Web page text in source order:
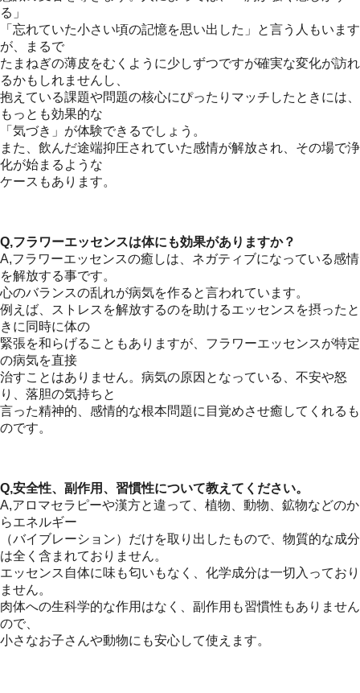
る」
「忘れていた小さい頃の記憶を思い出した」と言う人もいます
が、まるで
たまねぎの薄皮をむくように少しずつですが確実な変化が訪れ
るかもしれませんし、
抱えている課題や問題の核心にぴったりマッチしたときには、
もっとも効果的な
「気づき」が体験できるでしょう。
また、飲んだ途端抑圧されていた感情が解放され、その場で浄
化が始まるような
ケースもあります。
Q,フラワーエッセンスは体にも効果がありますか？
A,フラワーエッセンスの癒しは、ネガティブになっている感情
を解放する事です。
心のバランスの乱れが病気を作ると言われています。
例えば、ストレスを解放するのを助けるエッセンスを摂ったと
きに同時に体の
緊張を和らげることもありますが、フラワーエッセンスが特定
の病気を直接
治すことはありません。病気の原因となっている、不安や怒
り、落胆の気持ちと
言った精神的、感情的な根本問題に目覚めさせ癒してくれるも
のです。
Q,安全性、副作用、習慣性について教えてください。
A,アロマセラピーや漢方と違って、植物、動物、鉱物などのか
らエネルギー
（バイブレーション）だけを取り出したもので、物質的な成分
は全く含まれておりません。
エッセンス自体に味も匂いもなく、化学成分は一切入っており
ません。
肉体への生科学的な作用はなく、副作用も習慣性もありません
ので、
小さなお子さんや動物にも安心して使えます。